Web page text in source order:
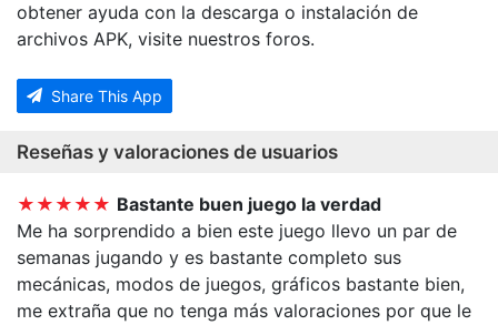
obtener ayuda con la descarga o instalación de
archivos APK, visite nuestros foros.
Share This App
Reseñas y valoraciones de usuarios
★★★★★ Bastante buen juego la verdad
Me ha sorprendido a bien este juego llevo un par de
semanas jugando y es bastante completo sus
mecánicas, modos de juegos, gráficos bastante bien,
me extraña que no tenga más valoraciones por que le